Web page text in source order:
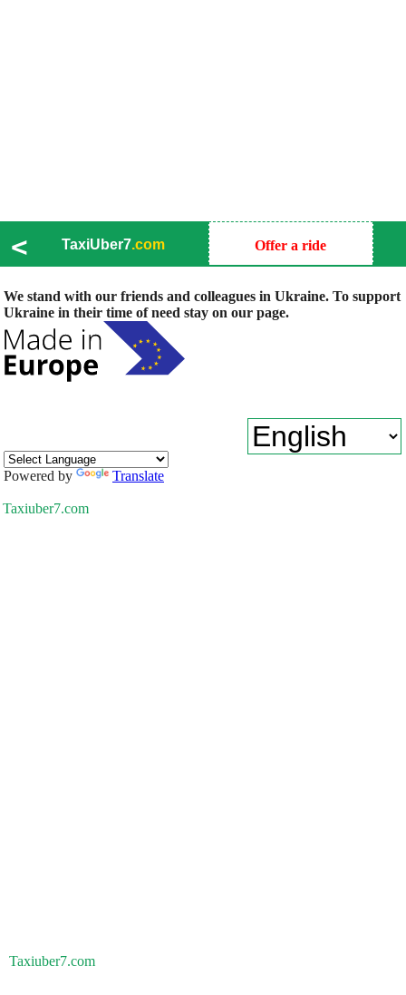
< TaxiUber7.com Offer a ride
We stand with our friends and colleagues in Ukraine. To support
Ukraine in their time of need stay on our page.
Powered by Translate
Taxiuber7.com
Taxiuber7.com